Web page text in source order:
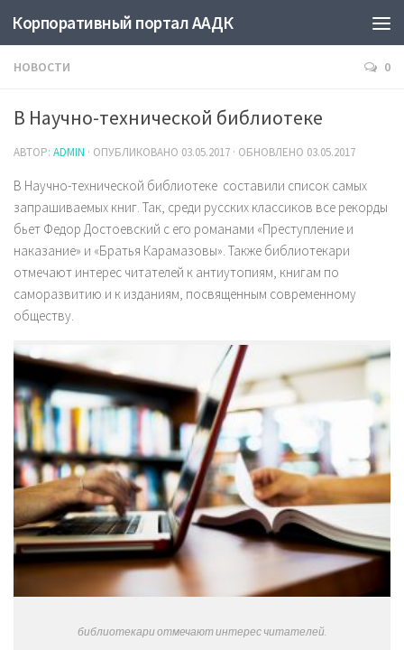
Корпоративный портал ААДК
НОВОСТИ 0
В Научно-технической библиотеке
АВТОР: ADMIN · ОПУБЛИКОВАНО 03.05.2017 · ОБНОВЛЕНО 03.05.2017
В Научно-технической библиотеке составили список самых
запрашиваемых книг. Так, среди русских классиков все рекорды
бьет Федор Достоевский с его романами «Преступление и
наказание» и «Братья Карамазовы». Также библиотекари
отмечают интерес читателей к антиутопиям, книгам по
саморазвитию и к изданиям, посвященным современному
обществу.
библиотекари отмечают интерес читателей.